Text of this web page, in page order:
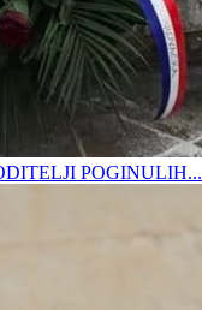
POGINULIH...